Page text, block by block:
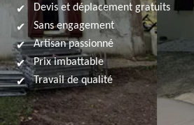
Devis et déplacement gratuits
Sans engagement
Artisan passionné
Prix imbattable
Travail de qualité